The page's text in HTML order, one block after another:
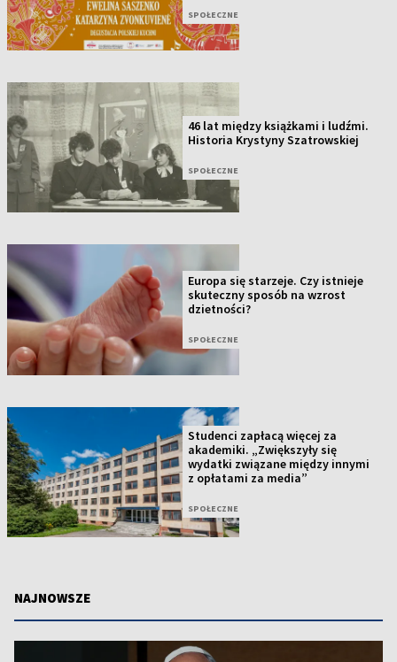
SPOŁECZNE
46 lat między książkami i ludźmi.
Historia Krystyny Szatrowskiej
SPOŁECZNE
Europa się starzeje. Czy istnieje
skuteczny sposób na wzrost
dzietności?
SPOŁECZNE
Studenci zapłacą więcej za
akademiki. „Zwiększyły się
wydatki związane między innymi
z opłatami za media”
SPOŁECZNE
NAJNOWSZE